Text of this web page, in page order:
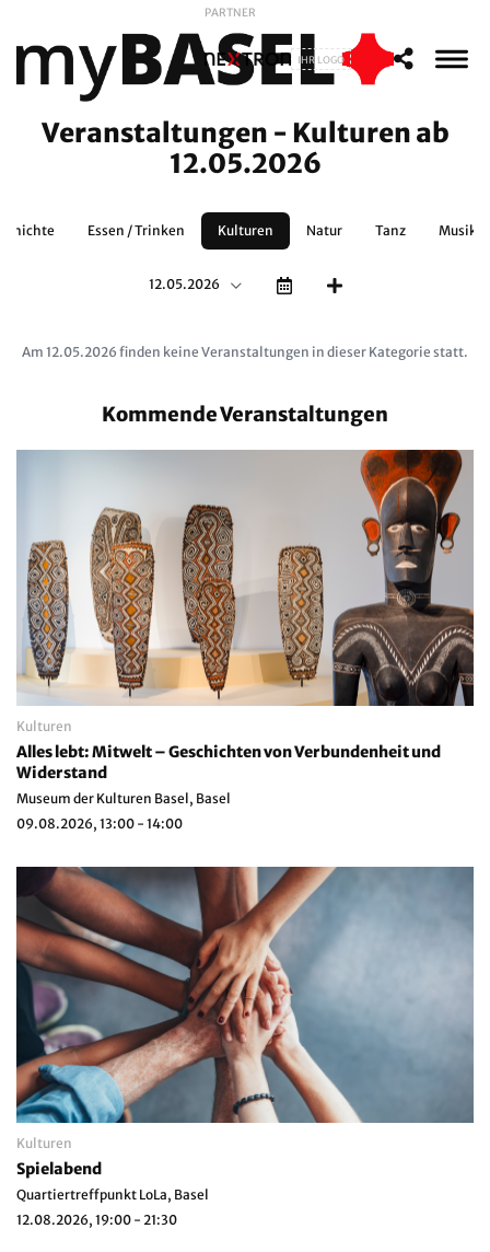
PARTNER
IHR LOGO
Veranstaltungen - Kulturen ab
12.05.2026
Essen / Trinken Kulturen Natur Tanz
12.05.2026
Am 12.05.2026 finden keine Veranstaltungen in dieser Kategorie statt.
Kommende Veranstaltungen
Kulturen
Alles lebt: Mitwelt – Geschichten von Verbundenheit und
Widerstand
Museum der Kulturen Basel, Basel
09.08.2026, 13:00 - 14:00
Kulturen
Spielabend
Quartiertreffpunkt LoLa, Basel
12.08.2026, 19:00 - 21:30